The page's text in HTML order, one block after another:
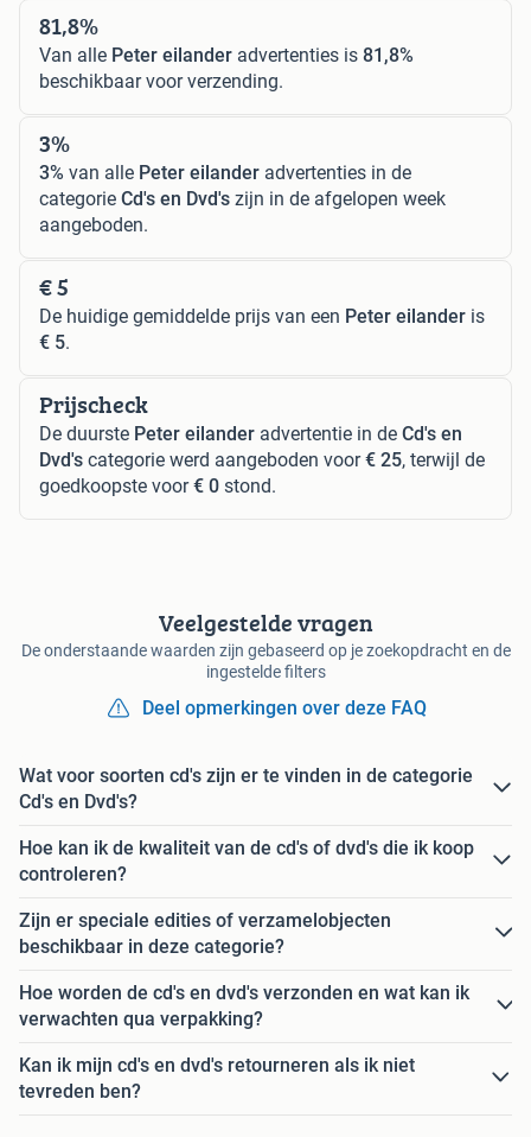
81,8%
Van alle Peter eilander advertenties is 81,8%
beschikbaar voor verzending.
3%
3% van alle Peter eilander advertenties in de
categorie Cd's en Dvd's zijn in de afgelopen week
aangeboden.
€ 5
De huidige gemiddelde prijs van een Peter eilander is
€ 5.
Prijscheck
De duurste Peter eilander advertentie in de Cd's en
Dvd's categorie werd aangeboden voor€ 25, terwijl de
goedkoopste voor€ 0 stond.
Veelgestelde vragen
De onderstaande waarden zijn gebaseerd op je zoekopdracht en de
ingestelde filters
Deel opmerkingen over deze FAQ
Wat voor soorten cd's zijn er te vinden in de categorie
Cd's en Dvd's?
Hoe kan ik de kwaliteit van de cd's of dvd's die ik koop
controleren?
Zijn er speciale edities of verzamelobjecten
beschikbaar in deze categorie?
Hoe worden de cd's en dvd's verzonden en wat kan ik
verwachten qua verpakking?
Kan ik mijn cd's en dvd's retourneren als ik niet
tevreden ben?